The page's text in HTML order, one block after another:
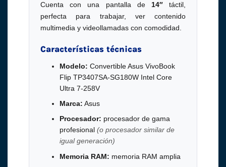
Cuenta con una pantalla de 14″táctil,
perfecta para trabajar, ver contenido
multimedia y videollamadas con comodidad.
Características técnicas
Modelo: Convertible Asus VivoBook
Flip TP3407SA-SG180W Intel Core
Ultra 7-258V
Marca: Asus
Procesador: procesador de gama
profesional (o procesador similar de
igual generación)
Memoria RAM: memoria RAM amplia